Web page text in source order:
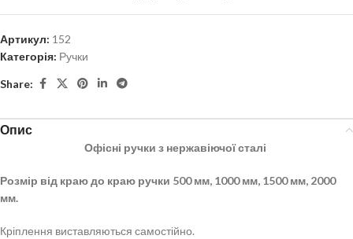
Артикул: 152
Категорія: Ручки
Share:
Опис
Офісні ручки з нержавіючої сталі
Розмір від краю до краю ручки 500 мм, 1000 мм, 1500 мм, 2000
мм.
Кріплення виставляються самостійно.